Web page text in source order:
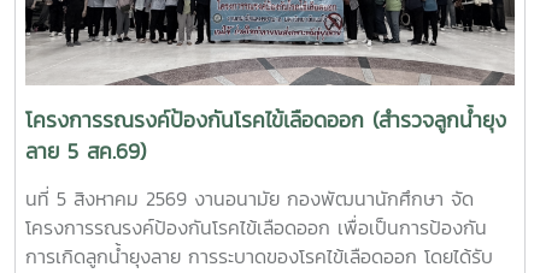
โครงการรณรงค์ป้องกันโรคไข้เลือดออก (สำรวจลูกน้ำยุง
ลาย 5 สค.69)
นที่ 5 สิงหาคม 2569 งานอนามัย กองพัฒนานักศึกษา จัด
โครงการรณรงค์ป้องกันโรคไข้เลือดออก เพื่อเป็นการป้องกัน
การเกิดลูกน้ำยุงลาย การระบาดของโรคไข้เลือดออก โดยได้รับ